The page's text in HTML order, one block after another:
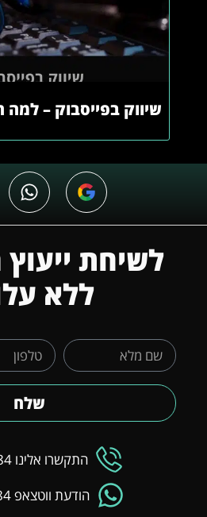
שיווק בפייסבוק –
לשיחת
ללא
שלח
התקשרו אלינו 052-3257284
הודעת ווטצאפ 052-3257284